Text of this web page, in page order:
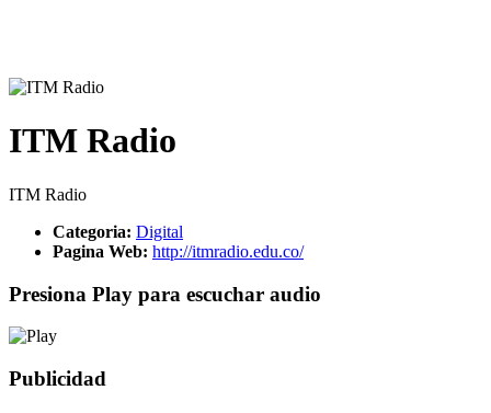
ITM Radio
ITM Radio
Categoria: Digital
Pagina Web: http://itmradio.edu.co/
Presiona Play para escuchar audio
Publicidad